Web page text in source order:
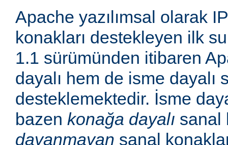
Apache yazılımsal olarak
konakları destekleyen ilk
1.1 sürümünden itibaren
dayalı hem de isme dayalı
desteklemektedir. İsme
bazen konağa dayalı sanal
dayanmayan sanal